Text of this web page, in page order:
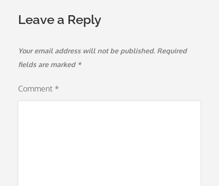
Leave a Reply
Your email address will not be published. Required
fields are marked *
Comment *